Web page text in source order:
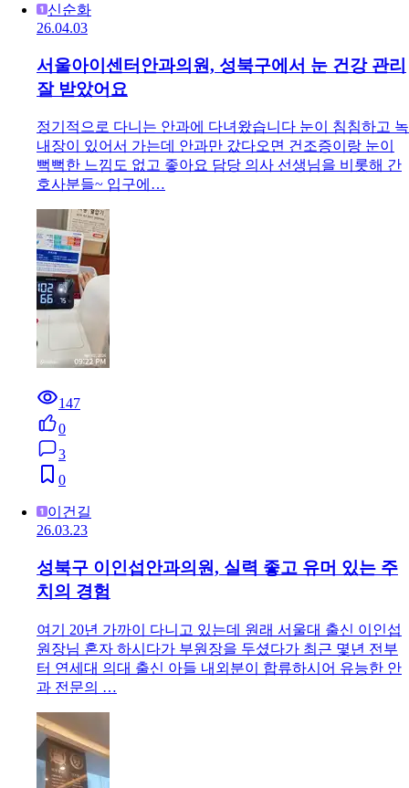
신순화
26.04.03
서울아이센터안과의원, 성북구에서 눈 건강 관리
잘 받았어요
정기적으로 다니는 안과에 다녀왔습니다 눈이 침침하고 녹
내장이 있어서 가는데 안과만 갔다오면 건조증이랑 눈이
뻑뻑한 느낌도 없고 좋아요 담당 의사 선생님을 비롯해 간
호사분들~ 입구에…
147
0
3
0
이건길
26.03.23
성북구 이인섭안과의원, 실력 좋고 유머 있는 주
치의 경험
여기 20년 가까이 다니고 있는데 원래 서울대 출신 이인섭
원장님 혼자 하시다가 부원장을 두셨다가 최근 몇년 전부
터 연세대 의대 출신 아들 내외분이 합류하시어 유능한 안
과 전문의 …